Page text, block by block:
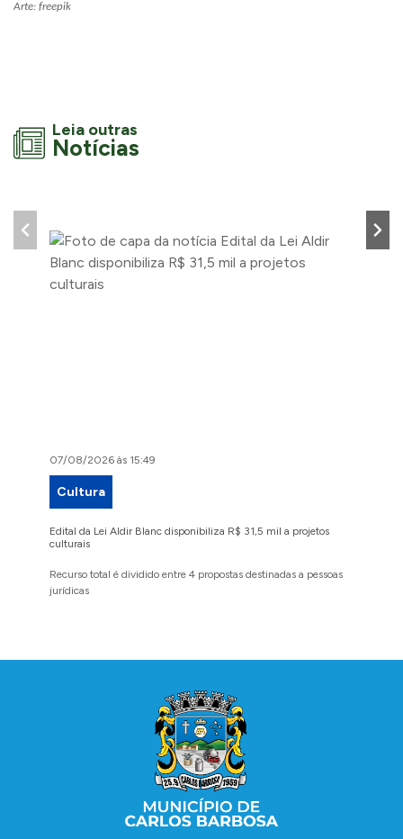
Arte: freepik
Leia outras
Notícias
07/08/2026 às 15:49
Cultura
Edital da Lei Aldir Blanc disponibiliza R$ 31,5 mil a projetos
culturais
Recurso total é dividido entre 4 propostas destinadas a pessoas
jurídicas